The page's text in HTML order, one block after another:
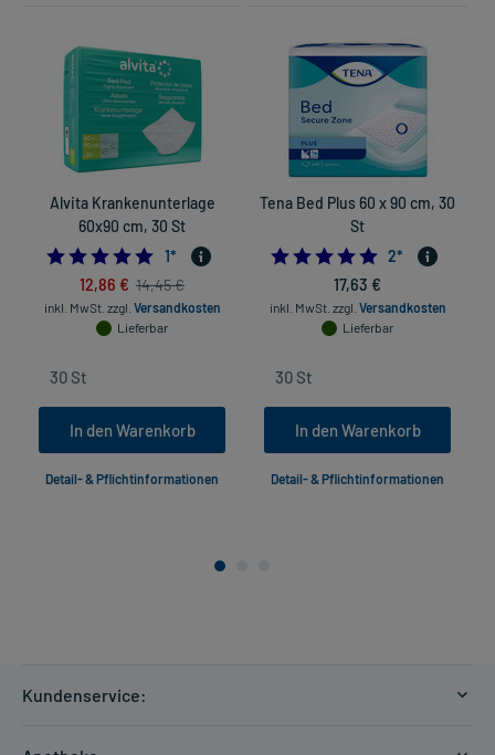
Alvita Krankenunterlage
60x90 cm, 30 St
5.0
1*
12,86 € 14,45 €
inkl. MwSt. zzgl. Versandkosten
Lieferbar
In den Warenkorb
Detail- & Pflichtinformationen
Tena Bed Plus 60 x 90 cm, 30
St
5.0
2*
17,63 €
inkl. MwSt. zzgl. Versandkosten
Lieferbar
In den Warenkorb
Detail- & Pflichtinformationen
Kundenservice: